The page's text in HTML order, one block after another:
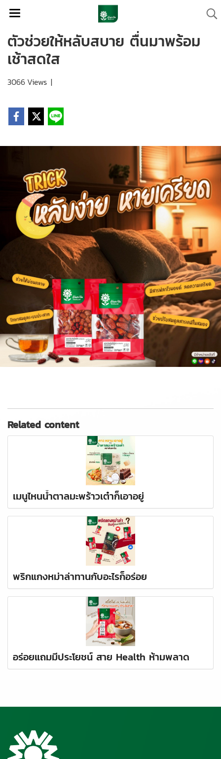
ตัวช่วยให้หลับสบาย ตื่นมาพร้อม
เช้าสดใส
3066 Views |
Related content
เมนูไหนน้ำตาลมะพร้าวเต๋าก็เอาอยู่
พริกแกงหม่าล่าทานกับอะไรก็อร่อย
อร่อยแถมมีประโยชน์ สาย Health ห้ามพลาด